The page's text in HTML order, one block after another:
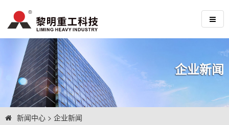
企业新闻
新闻中心 > 企业新闻